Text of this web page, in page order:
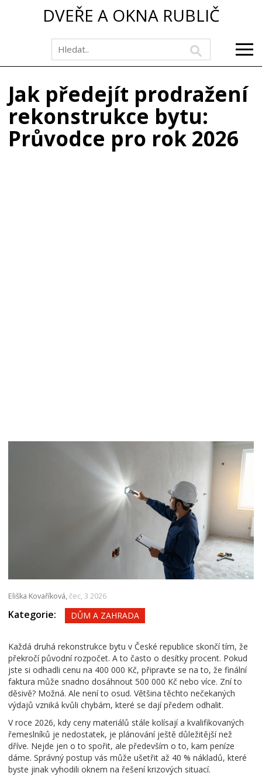
DVEŘE A OKNA RUBLIČ
Jak předejít prodražení
rekonstrukce bytu:
Průvodce pro rok 2026
Eliška Kovaříková, čec, 3 2026
Kategorie: DŮM A ZAHRADA
Každá druhá rekonstrukce bytu v České republice skončí tím, že
překročí původní rozpočet. A to často o desítky procent. Pokud
jste si odhadli cenu na 400 000 Kč, připravte se na to, že finální
faktura může snadno dosáhnout 500 000 Kč nebo více. Zní to
děsivě? Možná. Ale není to osud. Většina těchto nečekaných
výdajů vzniká kvůli chybám, které se dají předem odhalit.
V roce 2026, kdy ceny materiálů stále kolísají a kvalifikovaných
řemeslníků je nedostatek, je plánování ještě důležitější než
dříve. Nejde jen o to spořit, ale především o to, kam peníze
dáme. Správný postup vás může ušetřit až 40 % nákladů, které
byste jinak vyhodili oknem na řešení krizových situací.